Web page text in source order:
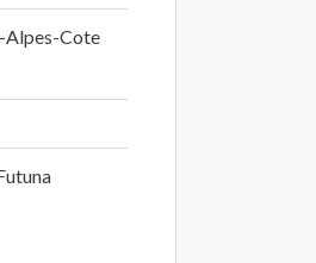
Alpes-Cote